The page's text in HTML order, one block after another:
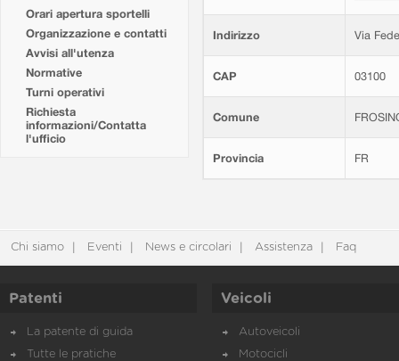
Orari apertura sportelli
Organizzazione e contatti
Avvisi all'utenza
Normative
Turni operativi
Richiesta
informazioni/Contatta
l'ufficio
Indirizzo Via
CAP 03100
Comune
Provincia FR
Chi siamo Eventi News e circolari Assistenza Faq
Patenti
La patente di guida
Tutte le pratiche
Veicoli
Autoveicoli
Motocicli